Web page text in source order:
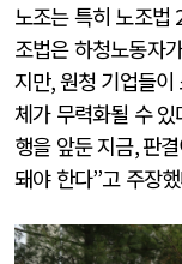
노조는 특히 노조법
조법은 하청노동자
지만,원청 기업들이
체가 무력화될 수
행을 앞둔 지금,판
돼야 한다”고 주장